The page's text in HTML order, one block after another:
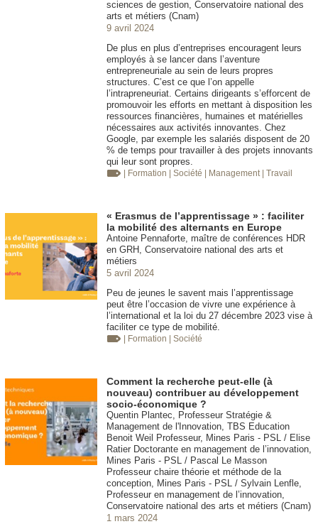
sciences de gestion, Conservatoire national des
arts et métiers (Cnam)
9 avril 2024
De plus en plus d’entreprises encouragent leurs
employés à se lancer dans l’aventure
entrepreneuriale au sein de leurs propres
structures. C’est ce que l’on appelle
l’intrapreneuriat. Certains dirigeants s’efforcent de
promouvoir les efforts en mettant à disposition les
ressources financières, humaines et matérielles
nécessaires aux activités innovantes. Chez
Google, par exemple les salariés disposent de 20
% de temps pour travailler à des projets innovants
qui leur sont propres.
| Formation | Société | Management | Travail
« Erasmus de l’apprentissage » : faciliter
la mobilité des alternants en Europe
Antoine Pennaforte, maître de conférences HDR
en GRH, Conservatoire national des arts et
métiers
5 avril 2024
Peu de jeunes le savent mais l’apprentissage
peut être l’occasion de vivre une expérience à
l’international et la loi du 27 décembre 2023 vise à
faciliter ce type de mobilité.
| Formation | Société
Comment la recherche peut-elle (à
nouveau) contribuer au développement
socio-économique ?
Quentin Plantec, Professeur Stratégie &
Management de l'Innovation, TBS Education
Benoit Weil Professeur, Mines Paris - PSL / Elise
Ratier Doctorante en management de l’innovation,
Mines Paris - PSL / Pascal Le Masson
Professeur chaire théorie et méthode de la
conception, Mines Paris - PSL / Sylvain Lenfle,
Professeur en management de l’innovation,
Conservatoire national des arts et métiers (Cnam)
1 mars 2024